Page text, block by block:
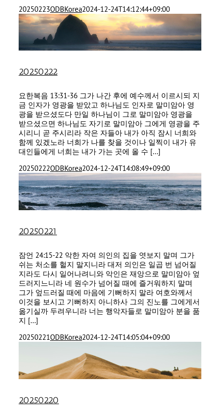
20250223ODBKorea2024-12-24T14:12:44+09:00
20250222
요한복음 13:31-36 그가 나간 후에 예수께서 이르시되 지
금 인자가 영광을 받았고 하나님도 인자로 말미암아 영
광을 받으셨도다 만일 하나님이 그로 말미암아 영광을
받으셨으면 하나님도 자기로 말미암아 그에게 영광을 주
시리니 곧 주시리라 작은 자들아 내가 아직 잠시 너희와
함께 있겠노라 너희가 나를 찾을 것이나 일찍이 내가 유
대인들에게 너희는 내가 가는 곳에 올 수 [...]
20250222ODBKorea2024-12-24T14:08:49+09:00
20250221
잠언 24:15-22 악한 자여 의인의 집을 엿보지 말며 그가
쉬는 처소를 헐지 말지니라 대저 의인은 일곱 번 넘어질
지라도 다시 일어나려니와 악인은 재앙으로 말미암아 엎
드러지느니라 네 원수가 넘어질 때에 즐거워하지 말며
그가 엎드러질 때에 마음에 기뻐하지 말라 여호와께서
이것을 보시고 기뻐하지 아니하사 그의 진노를 그에게서
옮기실까 두려우니라 너는 행악자들로 말미암아 분을 품
지 [...]
20250221ODBKorea2024-12-24T14:05:04+09:00
20250220